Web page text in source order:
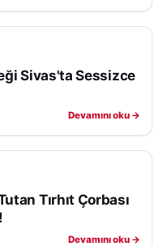
Sivas'ta Sessizce
Devamını oku →
Tırhıt Çorbası
Devamını oku →